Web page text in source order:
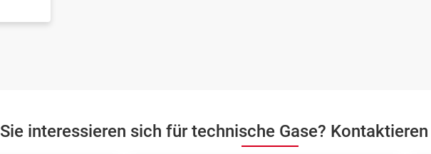
Sie interessieren sich für technische Gase?